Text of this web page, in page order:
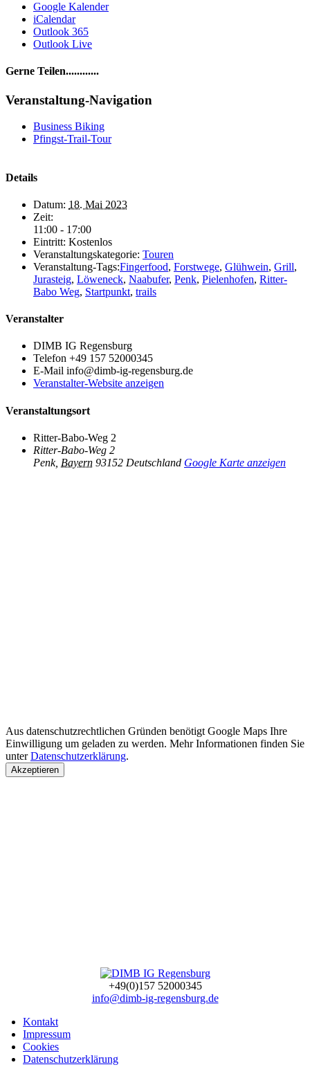
Google Kalender
iCalendar
Outlook 365
Outlook Live
Gerne Teilen............
Facebook
LinkedIn
WhatsApp
Telegram
E-
Veranstaltung-Navigation
Business Biking
Pfingst-Trail-Tour
Details
Datum: 18. Mai 2023
Zeit:
11:00 - 17:00
Eintritt: Kostenlos
Veranstaltungskategorie: Touren
Veranstaltung-Tags:Fingerfood, Forstwege, Glühwein, Grill,
Jurasteig, Löweneck, Naabufer, Penk, Pielenhofen, Ritter-
Babo Weg, Startpunkt, trails
Veranstalter
DIMB IG Regensburg
Telefon +49 157 52000345
E-Mail info@dimb-ig-regensburg.de
Veranstalter-Website anzeigen
Veranstaltungsort
Ritter-Babo-Weg 2
Ritter-Babo-Weg 2
Penk, Bayern 93152 Deutschland Google Karte anzeigen
Aus datenschutzrechtlichen Gründen benötigt Google Maps Ihre
Einwilligung um geladen zu werden. Mehr Informationen finden Sie
unterDatenschutzerklärung.
Akzeptieren
+49(0)157 52000345
info@dimb-ig-regensburg.de
Kontakt
Impressum
Cookies
Datenschutzerklärung